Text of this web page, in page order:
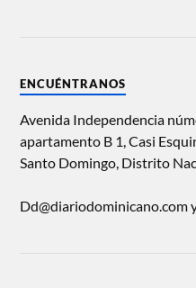
ENCUÉNTRANOS
Avenida Independencia
apartamento B 1, Casi
Santo Domingo, Distrito
Dd@diariodominicano.com